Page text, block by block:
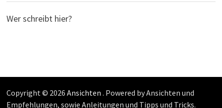
Wer schreibt hier?
Copyright © 2026 Ansichten . Powered by Ansichten und
Empfehlungen, sowie Anleitungen und Tipps und Tricks.